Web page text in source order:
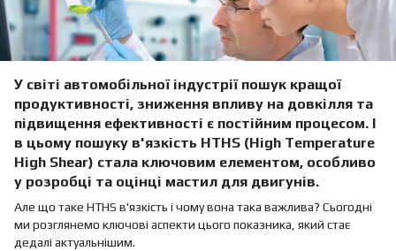
У світі автомобільної індустрії пошук кращої
продуктивності, зниження впливу на довкілля та
підвищення ефективності є постійним процесом. І
в цьому пошуку в'язкість HTHS (High Temperature
High Shear) стала ключовим елементом, особливо
у розробці та оцінці мастил для двигунів.
Але що таке HTHS в'язкість і чому вона така важлива? Сьогодні
ми розглянемо ключові аспекти цього показника, який стає
дедалі актуальнішим.